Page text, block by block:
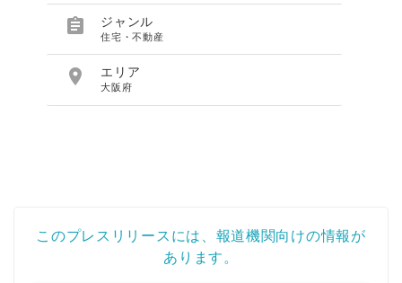
 ジャンル
住宅・不動産
 エリア
大阪府
このプレスリリースには、報道機関向けの情報が
あります。